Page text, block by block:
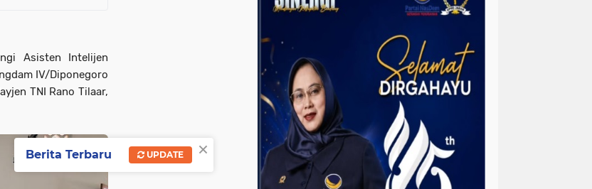
Asisten Intelijen
IV/Diponegoro
TNI Rano Tilaar,
×
Berita Terbaru UPDATE